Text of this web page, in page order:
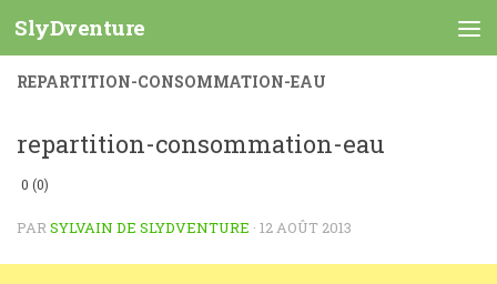
Skip to content
SlyDventure
REPARTITION-CONSOMMATION-EAU
repartition-consommation-eau
0 (0)
PARSYLVAIN DE SLYDVENTURE · 12 AOÛT 2013